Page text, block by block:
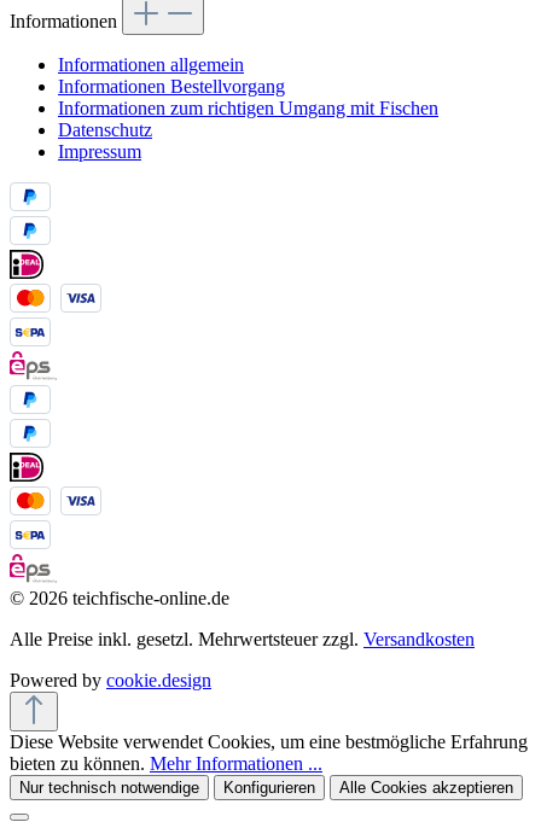
Informationen
Informationen allgemein
Informationen Bestellvorgang
Informationen zum richtigen Umgang mit Fischen
Datenschutz
Impressum
© 2026 teichfische-online.de
Alle Preise inkl. gesetzl. Mehrwertsteuer zzgl. Versandkosten
Powered by cookie.design
Diese Website verwendet Cookies, um eine bestmögliche Erfahrung
bieten zu können. Mehr Informationen ...
Nur technisch notwendige Konfigurieren Alle Cookies akzeptieren